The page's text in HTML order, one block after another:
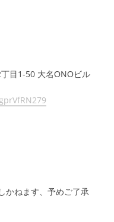
丁目1-50 大名ОNОビル
かねます、予めご了承